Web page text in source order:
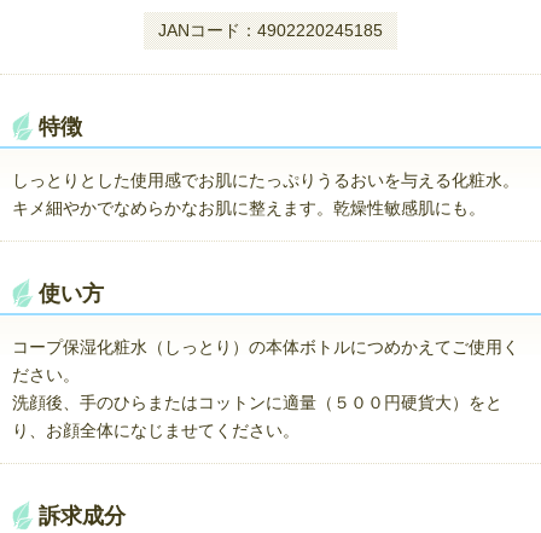
JANコード：4902220245185
特徴
しっとりとした使用感でお肌にたっぷりうるおいを与える化粧水。
キメ細やかでなめらかなお肌に整えます。乾燥性敏感肌にも。
使い方
コープ保湿化粧水（しっとり）の本体ボトルにつめかえてご使用く
ださい。
洗顔後、手のひらまたはコットンに適量（５００円硬貨大）をと
り、お顔全体になじませてください。
訴求成分